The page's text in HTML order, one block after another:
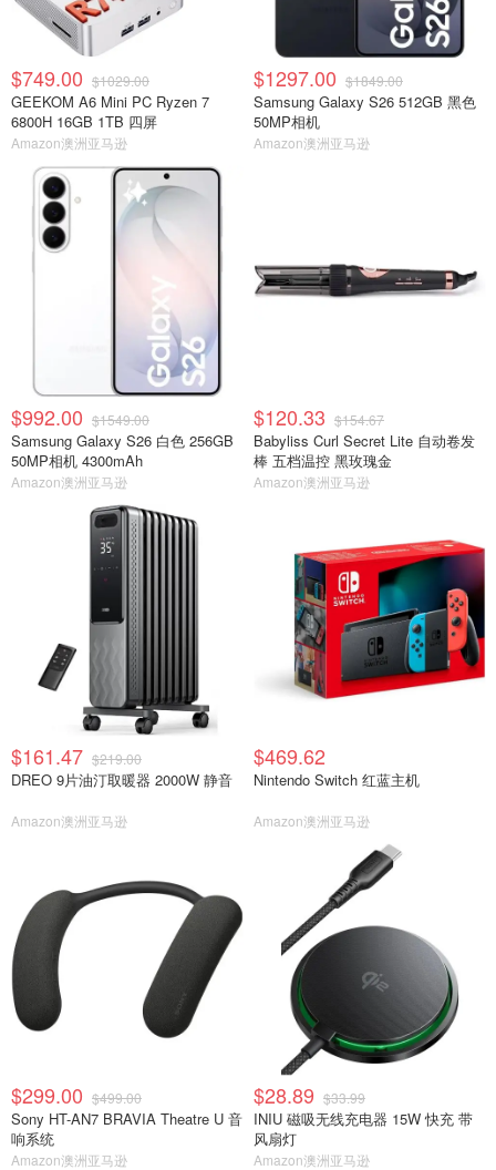
$749.00 $1029.00
GEEKOM A6 Mini PC Ryzen 7
6800H 16GB 1TB 四屏
Amazon澳洲亚马逊
$1297.00 $1849.00
Samsung Galaxy S26 512GB 黑色
50MP相机
Amazon澳洲亚马逊
$992.00 $1549.00
Samsung Galaxy S26 白色 256GB
50MP相机 4300mAh
Amazon澳洲亚马逊
$120.33 $154.67
Babyliss Curl Secret Lite 自动卷发
棒 五档温控 黑玫瑰金
Amazon澳洲亚马逊
$161.47 $219.00
DREO 9片油汀取暖器 2000W 静音
Amazon澳洲亚马逊
$469.62
Nintendo Switch 红蓝主机
Amazon澳洲亚马逊
$299.00 $499.00
Sony HT-AN7 BRAVIA Theatre U 音
响系统
Amazon澳洲亚马逊
$28.89 $33.99
INIU 磁吸无线充电器 15W 快充 带
风扇灯
Amazon澳洲亚马逊